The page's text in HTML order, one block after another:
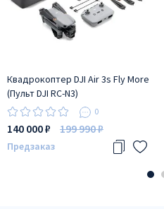
Квадрокоптер DJI Air 3s Fly More
(Пульт DJI RC-N3)
0
140 000 ₽ 199 990 ₽
Предзаказ